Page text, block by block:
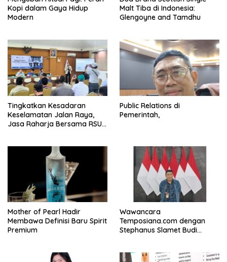
Kopi dalam Gaya Hidup
Modern
Malt Tiba di Indonesia:
Glengoyne and Tamdhu
Tingkatkan Kesadaran
Keselamatan Jalan Raya,
Jasa Raharja Bersama RSU
Komprehensif di Jagakarsa
Public Relations di
Pemerintah,
Mother of Pearl Hadir
Membawa Definisi Baru Spirit
Premium
Wawancara
Temposiana.com dengan
Stephanus Slamet Budi